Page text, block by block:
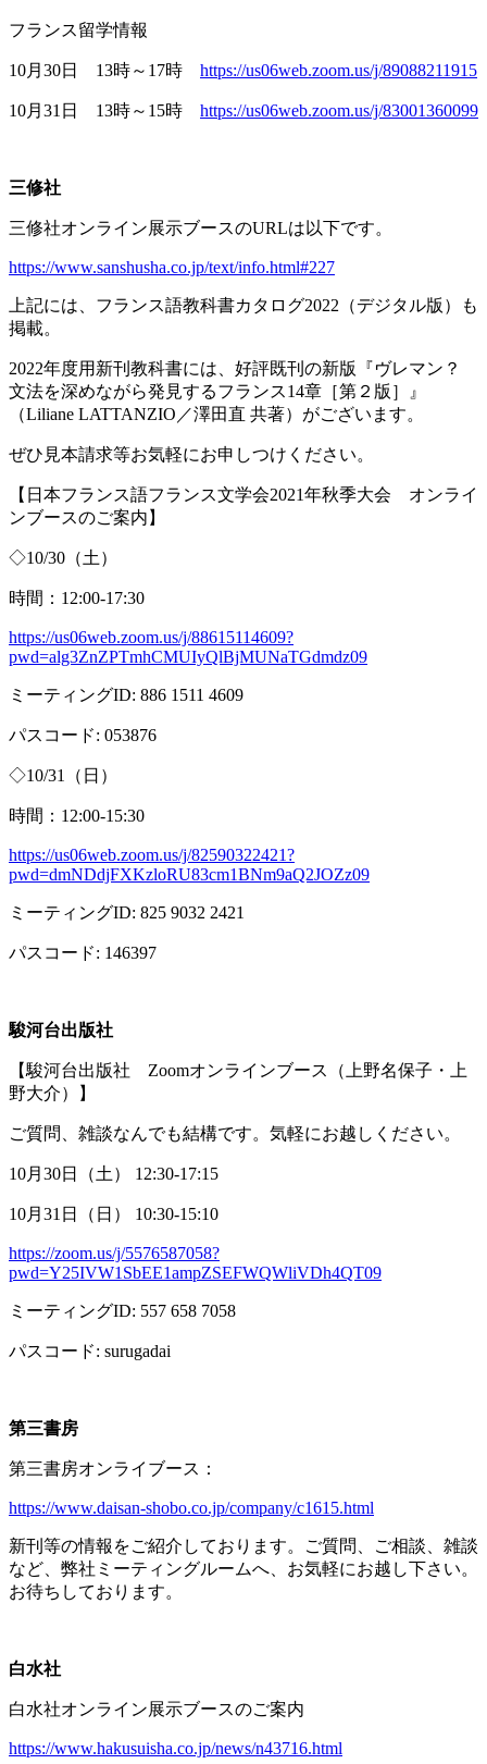
フランス留学情報
10月 30日 13時～ 17時 https://us06web.zoom.us/j/89088211915
10月 31 日 13時～ 15時 https://us06web.zoom.us/j/83001360099
三修社
三修社オンライン展示ブースのURLは以下です。
https://www.sanshusha.co.jp/text/info.html#227
上記には、フランス語教科書カタログ2022 （デジタル版）も
掲載。
2022年度用新刊教科書には、好評既刊の新版『ヴレマン？
文法を深めながら発見するフランス14章［第２版］』
（Liliane LATTANZIO ／澤田直 共著）がございます。
ぜひ見本請求等お気軽にお申しつけください。
【日本フランス語フランス文学会2021年秋季大会 オンライ
ンブースのご案内】
◇10/30 （土）
時間： 12:00-17:30
https://us06web.zoom.us/j/88615114609?
pwd=alg3ZnZPTmhCMUIyQlBjMUNaTGdmdz09
ミーティングID: 886 1511 4609
パスコード: 053876
◇10/31 （日）
時間： 12:00-15:30
https://us06web.zoom.us/j/82590322421?
pwd=dmNDdjFXKzloRU83cm1BNm9aQ2JOZz09
ミーティングID: 825 9032 2421
パスコード: 146397
駿河台出版社
【駿河台出版社 Zoomオンラインブース（上野名保子・上
野大介）】
ご質問、雑談なんでも結構です。気軽にお越しください。
10月 30日（土） 12:30-17:15
10月 31 日（日） 10:30-15:10
https://zoom.us/j/5576587058?
pwd=Y25IVW1SbEE1ampZSEFWQWliVDh4QT09
ミーティングID: 557 658 7058
パスコード: surugadai
第三書房
第三書房オンライブース：
https://www.daisan-shobo.co.jp/company/c1615.html
新刊等の情報をご紹介しております。ご質問、ご相談、雑談
など、弊社ミーティングルームへ、お気軽にお越し下さい。
お待ちしております。
白水社
白水社オンライン展示ブースのご案内
https://www.hakusuisha.co.jp/news/n43716.html